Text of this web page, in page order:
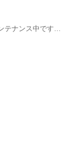
テナンス中です…